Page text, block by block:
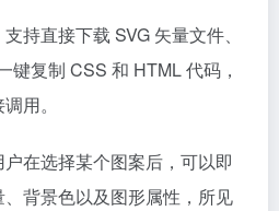
持直接下载 SVG 矢量文件、
键复制 CSS 和 HTML 代码，
用。
在选择某个图案后，可以即
背景色以及图形属性，所见